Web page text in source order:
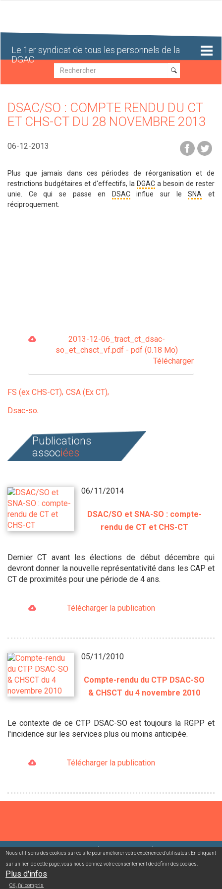
Le 1er syndicat de tous les personnels de la
DGAC
Recherche
Recherche
DSAC/SO : COMPTE RENDU DU CT
ET CHS-CT DU 28 NOVEMBRE 2013
06-12-2013
Plus que jamais dans ces périodes de réorganisation et de
restrictions budgétaires et d'effectifs, la DGAC a besoin de rester
unie. Ce qui se passe en
DSACinflue sur leSNA et
réciproquement.
2013-12-06_tract_ct_dsac-
so_et_chsct_vf.pdf - pdf (0.18 Mo)
Télécharger
FS (ex CHS-CT) CSA (Ex CT)
Dsac-so
Publications
associées
06/11/2014
DSAC/SO et SNA-SO : compte-
rendu de CT et CHS-CT
Dernier CT avant les élections de début décembre qui
devront donner la nouvelle représentativité dans les CAP et
CT de proximités pour une période de 4 ans.
Télécharger la publication
05/11/2010
Compte-rendu du CTP DSAC-SO
& CHSCT du 4 novembre 2010
Le contexte de ce CTP DSAC-SO est toujours la RGPP et
l'incidence sur les services plus ou moins anticipée.
Télécharger la publication
©2026 USACcgt Mentions légales Contact
Campagnes mailing/abonnement
Nous utilisons des cookies sur ce site pour améliorer votre expérience d'utilisateur. En cliquant
sur un lien de cette page, vous nous donnez votre consentement de définir des cookies.
Plus d'infos
OK, j'ai compris